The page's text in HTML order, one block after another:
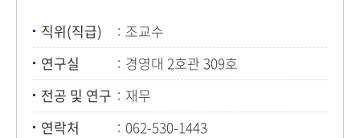
직위(직급)
조교수
연구실
경영대 2호관 309호
전공 및 연구
재무
연락처
062-530-1443